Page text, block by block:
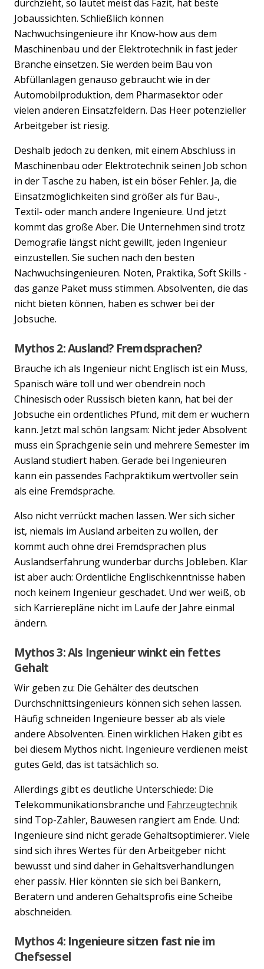
Previous
durchzieht, so lautet meist das Fazit, hat beste
Jobaussichten. Schließlich können
Nachwuchsingenieure ihr Know-how aus dem
Maschinenbau und der Elektrotechnik in fast jeder
Branche einsetzen. Sie werden beim Bau von
Abfüllanlagen genauso gebraucht wie in der
Automobilproduktion, dem Pharmasektor oder
vielen anderen Einsatzfeldern. Das Heer potenzieller
Arbeitgeber ist riesig.
Deshalb jedoch zu denken, mit einem Abschluss in
Maschinenbau oder Elektrotechnik seinen Job schon
in der Tasche zu haben, ist ein böser Fehler. Ja, die
Einsatzmöglichkeiten sind größer als für Bau-,
Textil- oder manch andere Ingenieure. Und jetzt
kommt das große Aber. Die Unternehmen sind trotz
Demografie längst nicht gewillt, jeden Ingenieur
einzustellen. Sie suchen nach den besten
Nachwuchsingenieuren. Noten, Praktika, Soft Skills -
das ganze Paket muss stimmen. Absolventen, die das
nicht bieten können, haben es schwer bei der
Jobsuche.
Mythos 2: Ausland? Fremdsprachen?
Brauche ich als Ingenieur nicht Englisch ist ein Muss,
Spanisch wäre toll und wer obendrein noch
Chinesisch oder Russisch bieten kann, hat bei der
Jobsuche ein ordentliches Pfund, mit dem er wuchern
kann. Jetzt mal schön langsam: Nicht jeder Absolvent
muss ein Sprachgenie sein und mehrere Semester im
Ausland studiert haben. Gerade bei Ingenieuren
kann ein passendes Fachpraktikum wertvoller sein
als eine Fremdsprache.
Also nicht verrückt machen lassen. Wer sich sicher
ist, niemals im Ausland arbeiten zu wollen, der
kommt auch ohne drei Fremdsprachen plus
Auslandserfahrung wunderbar durchs Jobleben. Klar
ist aber auch: Ordentliche Englischkenntnisse haben
noch keinem Ingenieur geschadet. Und wer weiß, ob
sich Karrierepläne nicht im Laufe der Jahre einmal
ändern.
Mythos 3: Als Ingenieur winkt ein fettes
Gehalt
Wir geben zu: Die Gehälter des deutschen
Durchschnittsingenieurs können sich sehen lassen.
Häufig schneiden Ingenieure besser ab als viele
andere Absolventen. Einen wirklichen Haken gibt es
bei diesem Mythos nicht. Ingenieure verdienen meist
gutes Geld, das ist tatsächlich so.
Allerdings gibt es deutliche Unterschiede: Die
Telekommunikationsbranche und Fahrzeugtechnik
sind Top-Zahler, Bauwesen rangiert am Ende. Und:
Ingenieure sind nicht gerade Gehaltsoptimierer. Viele
sind sich ihres Wertes für den Arbeitgeber nicht
bewusst und sind daher in Gehaltsverhandlungen
eher passiv. Hier könnten sie sich bei Bankern,
Beratern und anderen Gehaltsprofis eine Scheibe
abschneiden.
Mythos 4: Ingenieure sitzen fast nie im
Chefsessel